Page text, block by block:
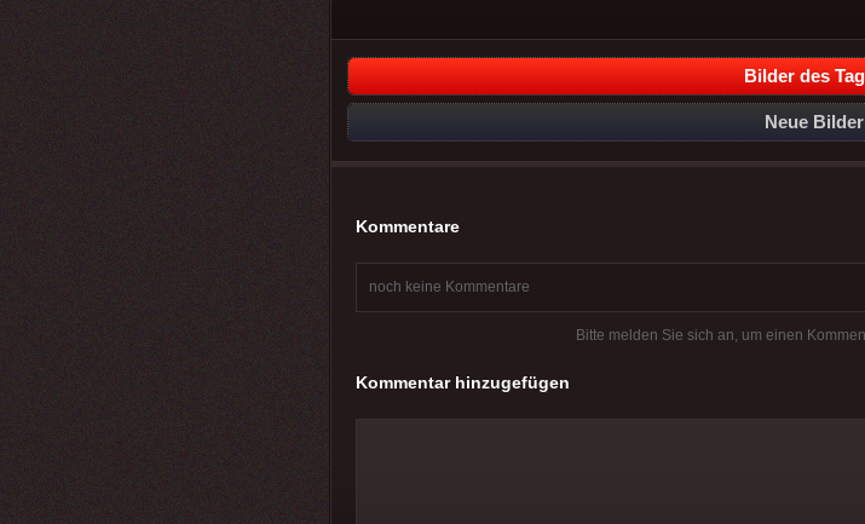
Bilder des
Neue Bilder
Kommentare
noch keine Kommentare
Bitte melden Sie sich an, um einen
Kommentar hinzugefügen